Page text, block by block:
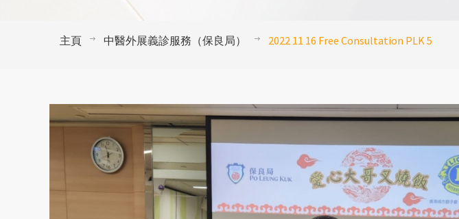
主頁 中醫外展義診服務（保良局） 2022 11 16 Free Consultation PLK 5